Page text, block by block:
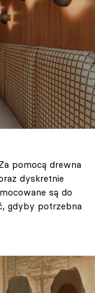
pomocą drewna
dyskretnie
są do
gdyby potrzebna